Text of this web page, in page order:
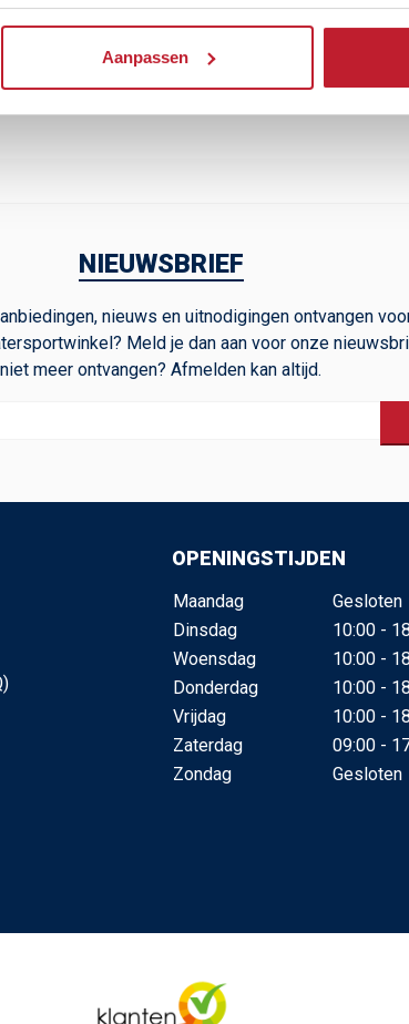
Aanpassen
Pluspunt toevoegen
NIEUWSBRIEF
nieuws en uitnodigingen ontvangen
Meld je dan aan voor onze
niet meer ontvangen? Afmelden kan altijd.
OPENINGSTIJDEN
Maandag
Gesloten
Dinsdag
10:00 -
Woensdag
10:00 -
Donderdag
10:00 -
Vrijdag
10:00 -
Zaterdag
09:00 -
Zondag
Gesloten